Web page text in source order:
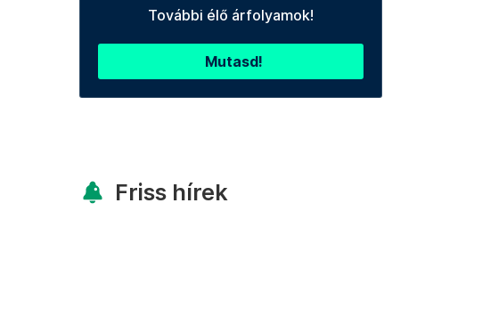
További élő árfolyamok!
Mutasd!
Friss hírek